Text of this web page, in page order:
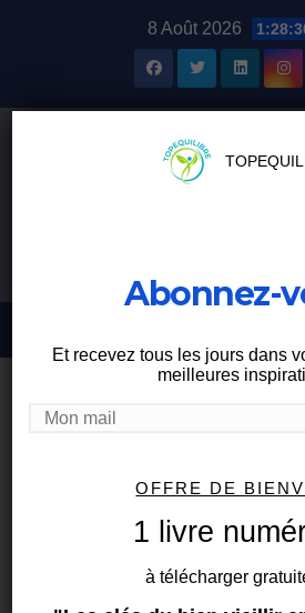
8 Août 2026
Riez, c’est bon
santé !
Abonnez-
Et recevez tous les jours dans
meilleures
OFFRE DE
1 livre
à télécharger